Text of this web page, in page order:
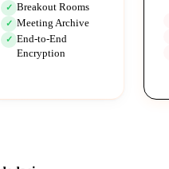
✓ Breakout Rooms
✓ Meeting Archive
✓ End-to-End
Encryption